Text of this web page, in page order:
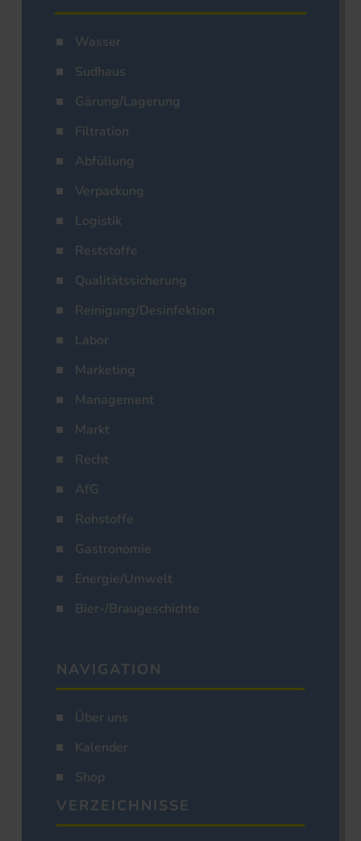
Wasser
Sudhaus
Gärung/Lagerung
Filtration
Abfüllung
Verpackung
Logistik
Reststoffe
Qualitätssicherung
Reinigung/Desinfektion
Labor
Marketing
Management
Markt
Recht
AfG
Rohstoffe
Gastronomie
Energie/Umwelt
Bier-/Braugeschichte
NAVIGATION
Über uns
Kalender
Shop
VERZEICHNISSE